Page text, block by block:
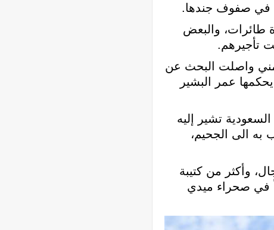
في صفوف جندها.
طائرات، والبعض
تأجيرهم.
واصلت البحث عن
عمر البشير
تشير إليه
الى الجحيم،
وأكثر من كتيبة
في صحراء ميدي